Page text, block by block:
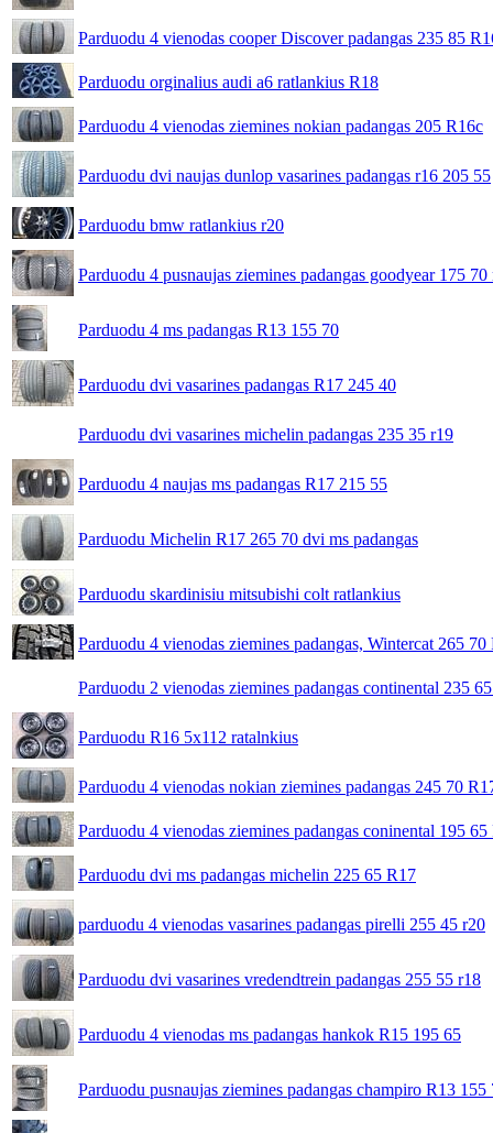
Parduodu 4 vienodas cooper Discover padangas 235 85
Parduodu orginalius audi a6 ratlankius R18
Parduodu 4 vienodas ziemines nokian padangas 205 R16c
Parduodu dvi naujas dunlop vasarines padangas r16 205 55
Parduodu bmw ratlankius r20
Parduodu 4 pusnaujas ziemines padangas goodyear 175 70
Parduodu 4 ms padangas R13 155 70
Parduodu dvi vasarines padangas R17 245 40
Parduodu dvi vasarines michelin padangas 235 35 r19
Parduodu 4 naujas ms padangas R17 215 55
Parduodu Michelin R17 265 70 dvi ms padangas
Parduodu skardinisiu mitsubishi colt ratlankius
Parduodu 4 vienodas ziemines padangas, Wintercat 265 70
Parduodu 2 vienodas ziemines padangas continental 235
Parduodu R16 5x112 ratalnkius
Parduodu 4 vienodas nokian ziemines padangas 245 70
Parduodu 4 vienodas ziemines padangas coninental 195 65
Parduodu dvi ms padangas michelin 225 65 R17
parduodu 4 vienodas vasarines padangas pirelli 255 45 r20
Parduodu dvi vasarines vredendtrein padangas 255 55 r18
Parduodu 4 vienodas ms padangas hankok R15 195 65
Parduodu pusnaujas ziemines padangas champiro R13 155